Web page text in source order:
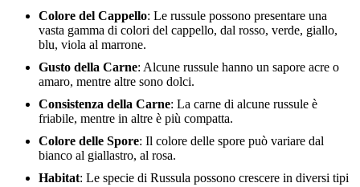
Colore del Cappello: Le russule possono presentare una
vasta gamma di colori del cappello, dal rosso, verde, giallo,
blu, viola al marrone.
Gusto della Carne: Alcune russule hanno un sapore acre o
amaro, mentre altre sono dolci.
Consistenza della Carne: La carne di alcune russule è
friabile, mentre in altre è più compatta.
Colore delle Spore: Il colore delle spore può variare dal
bianco al giallastro, al rosa.
Habitat: Le specie di Russula possono crescere in diversi tipi